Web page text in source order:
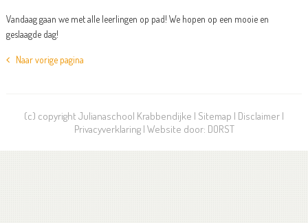
Vandaag gaan we met alle leerlingen op pad! We hopen op een mooie en
geslaagde dag!
Naar vorige pagina
(c) copyright Julianaschool Krabbendijke | Sitemap | Disclaimer |
Privacyverklaring| Website door: DORST